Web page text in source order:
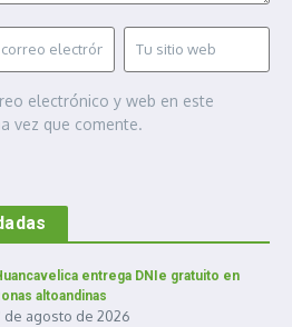
electrónico y web en este
vez que comente.
entrega DNIe gratuito en
altoandinas
de agosto de 2026